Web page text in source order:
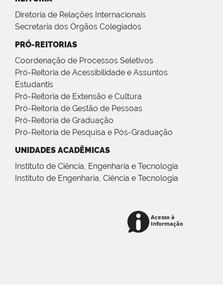
Diretoria de Relações Internacionais
Secretaria dos Órgãos Colegiados
PRÓ-REITORIAS
Coordenação de Processos Seletivos
Pró-Reitoria de Acessibilidade e Assuntos
Estudantis
Pró-Reitoria de Extensão e Cultura
Pró-Reitoria de Gestão de Pessoas
Pró-Reitoria de Graduação
Pró-Reitoria de Pesquisa e Pós-Graduação
UNIDADES ACADÊMICAS
Instituto de Ciência, Engenharia e Tecnologia
Instituto de Engenharia, Ciência e Tecnologia